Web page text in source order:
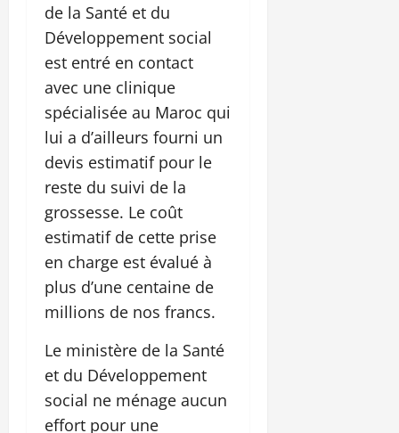
de la Santé et du
Développement social
est entré en contact
avec une clinique
spécialisée au Maroc qui
lui a d’ailleurs fourni un
devis estimatif pour le
reste du suivi de la
grossesse. Le coût
estimatif de cette prise
en charge est évalué à
plus d’une centaine de
millions de nos francs.
Le ministère de la Santé
et du Développement
social ne ménage aucun
effort pour une